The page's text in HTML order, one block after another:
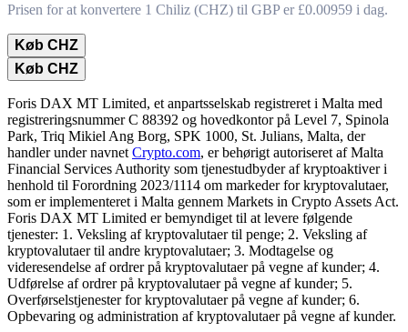
Prisen for at konvertere 1 Chiliz (CHZ) til GBP er £0.00959 i dag.
Køb CHZ
Køb CHZ
Foris DAX MT Limited, et anpartsselskab registreret i Malta med
registreringsnummer C 88392 og hovedkontor på Level 7, Spinola
Park, Triq Mikiel Ang Borg, SPK 1000, St. Julians, Malta, der
handler under navnet Crypto.com, er behørigt autoriseret af Malta
Financial Services Authority som tjenestudbyder af kryptoaktiver i
henhold til Forordning 2023/1114 om markeder for kryptovalutaer,
som er implementeret i Malta gennem Markets in Crypto Assets Act.
Foris DAX MT Limited er bemyndiget til at levere følgende
tjenester: 1. Veksling af kryptovalutaer til penge; 2. Veksling af
kryptovalutaer til andre kryptovalutaer; 3. Modtagelse og
videresendelse af ordrer på kryptovalutaer på vegne af kunder; 4.
Udførelse af ordrer på kryptovalutaer på vegne af kunder; 5.
Overførselstjenester for kryptovalutaer på vegne af kunder; 6.
Opbevaring og administration af kryptovalutaer på vegne af kunder.